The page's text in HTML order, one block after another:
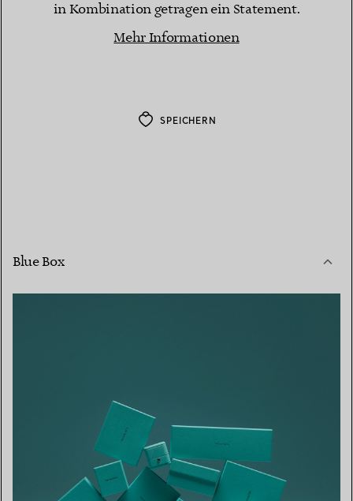
in Kombination getragen ein Statement.
Mehr Informationen
SPEICHERN
Blue Box